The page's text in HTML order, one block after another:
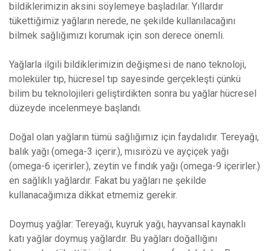
bildiklerimizin aksini söylemeye başladılar. Yıllardır
tükettiğimiz yağların nerede, ne şekilde kullanılacağını
bilmek sağlığımızı korumak için son derece önemli.
Yağlarla ilgili bildiklerimizin değişmesi de nano teknoloji,
moleküler tıp, hücresel tıp sayesinde gerçekleşti çünkü
bilim bu teknolojileri geliştirdikten sonra bu yağlar hücresel
düzeyde incelenmeye başlandı.
Doğal olan yağların tümü sağlığımız için faydalıdır. Tereyağı,
balık yağı (omega-3 içerir.), mısırözü ve ayçiçek yağı
(omega-6 içerirler.), zeytin ve fındık yağı (omega-9 içerirler.)
en sağlıklı yağlardır. Fakat bu yağları ne şekilde
kullanacağımıza dikkat etmemiz gerekir.
Doymuş yağlar: Tereyağı, kuyruk yağı, hayvansal kaynaklı
katı yağlar doymuş yağlardır. Bu yağları doğallığını